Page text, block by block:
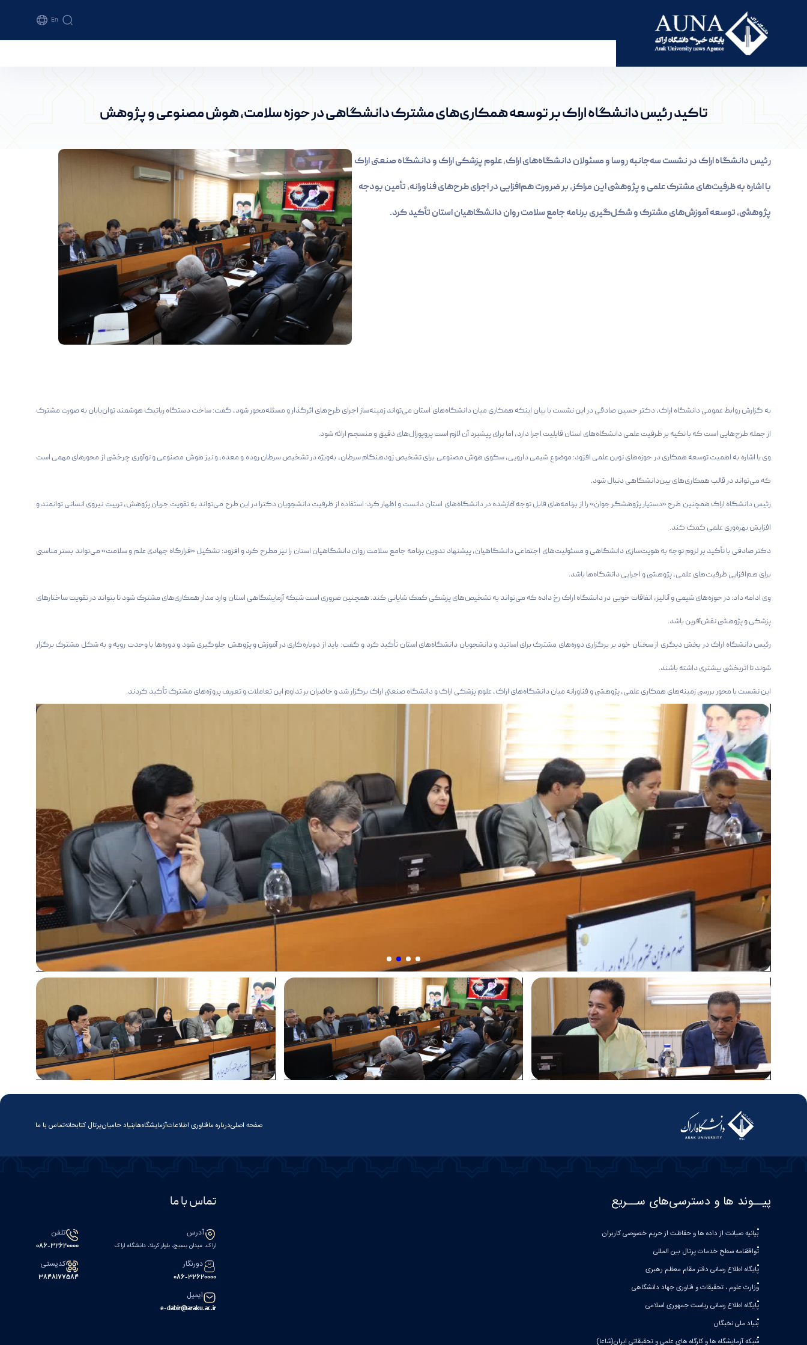
En
تاکید رئیس دانشگاه اراک بر توسعه همکاری‌های مشترک دانشگاهی در حوزه سلامت، هوش مصنوعی و پژوهش - پرتال خبری دانشگاه اراک
تاکید رئیس دانشگاه اراک بر توسعه همکاری‌های مشترک دانشگاهی در حوزه سلامت، هوش مصنوعی و پژوهش
رئیس دانشگاه اراک در نشست سه‌جانبه روسا و مسئولان دانشگاه‌های اراک، علوم پزشکی اراک و دانشگاه صنعتی اراک
با اشاره به ظرفیت‌های مشترک علمی و پژوهشی این مراکز، بر ضرورت هم‌افزایی در اجرای طرح‌های فناورانه، تأمین بودجه
پژوهشی، توسعه آموزش‌های مشترک و شکل‌گیری برنامه جامع سلامت روان دانشگاهیان استان تأکید کرد.
به گزارش روابط عمومی دانشگاه اراک، دکتر حسین صادقی در این نشست با بیان اینکه همکاری میان دانشگاه‌های استان می‌تواند زمینه‌ساز اجرای طرح‌های اثرگذار و مسئله‌محور شود، گفت: ساخت دستگاه رباتیک هوشمند توان‌یابان به صورت مشترک
از جمله طرح‌هایی است که با تکیه بر ظرفیت علمی دانشگاه‌های استان قابلیت اجرا دارد، اما برای پیشبرد آن لازم است پروپوزال‌های دقیق و منسجم ارائه شود.
وی با اشاره به اهمیت توسعه همکاری در حوزه‌های نوین علمی افزود: موضوع شیمی دارویی، سکوی هوش مصنوعی برای تشخیص زودهنگام سرطان، به‌ویژه در تشخیص سرطان روده و معده، و نیز هوش مصنوعی و نوآوری چرخشی از محورهای مهمی است
که می‌تواند در قالب همکاری‌های بین‌دانشگاهی دنبال شود.
رئیس دانشگاه اراک همچنین طرح «دستیار پژوهشگر جوان» را از برنامه‌های قابل توجه آغازشده در دانشگاه‌های استان دانست و اظهار کرد: استفاده از ظرفیت دانشجویان دکترا در این طرح می‌تواند به تقویت جریان پژوهش، تربیت نیروی انسانی توانمند و
افزایش بهره‌وری علمی کمک کند.
دکتر صادقی با تأکید بر لزوم توجه به هویت‌سازی دانشگاهی و مسئولیت‌های اجتماعی دانشگاهیان، پیشنهاد تدوین برنامه جامع سلامت روان دانشگاهیان استان را نیز مطرح کرد و افزود: تشکیل «قرارگاه جهادی علم و سلامت» می‌تواند بستر مناسبی
برای هم‌افزایی ظرفیت‌های علمی، پژوهشی و اجرایی دانشگاه‌ها باشد.
وی ادامه داد: در حوزه‌های شیمی و آنالیز، اتفاقات خوبی در دانشگاه اراک رخ داده که می‌تواند به تشخیص‌های پزشکی کمک شایانی کند. همچنین ضروری است شبکه آزمایشگاهی استان وارد مدار همکاری‌های مشترک شود تا بتواند در تقویت ساختارهای
پزشکی و پژوهشی نقش‌آفرین باشد.
رئیس دانشگاه اراک در بخش دیگری از سخنان خود بر برگزاری دوره‌های مشترک برای اساتید و دانشجویان دانشگاه‌های استان تأکید کرد و گفت: باید از دوباره‌کاری در آموزش و پژوهش جلوگیری شود و دوره‌ها با وحدت رویه و به شکل مشترک برگزار
شوند تا اثربخشی بیشتری داشته باشند.
این نشست با محور بررسی زمینه‌های همکاری علمی، پژوهشی و فناورانه میان دانشگاه‌های اراک، علوم پزشکی اراک و دانشگاه صنعتی اراک برگزار شد و حاضران بر تداوم این تعاملات و تعریف پروژه‌های مشترک تأکید کردند.
صفحه اصلیدرباره مافناوری اطلاعاتآزمایشگاه‌هابنیاد حامیانپرتال کتابخانهتماس با ما
پیــوند ها و دسترسی‌های ســریع
بیانیه صيانت از داده ها و حفاظت از حريم خصوصی كاربران
توافقنامه سطح خدمات پرتال بین المللی
پایگاه اطلاع رسانی دفتر مقام معظم رهبری
وزارت علوم ، تحقیقات و فناوری جهاد دانشگاهی
پایگاه اطلاع رسانی ریاست جمهوری اسلامی
بنیاد ملی نخبگان
شبکه آزمایشگاه ها و کارگاه های علمی و تحقیقاتی ایران(شاعا)
تماس با ما
آدرس
اراک، میدان بسیج، بلوار کربلا، دانشگاه اراک
تلفن
086-32620000
دورنگار
086-32620000
کدپستی
۳۸۴۸۱۷۷۵۸۴
ایمیل
e-dabir@araku.ac.ir